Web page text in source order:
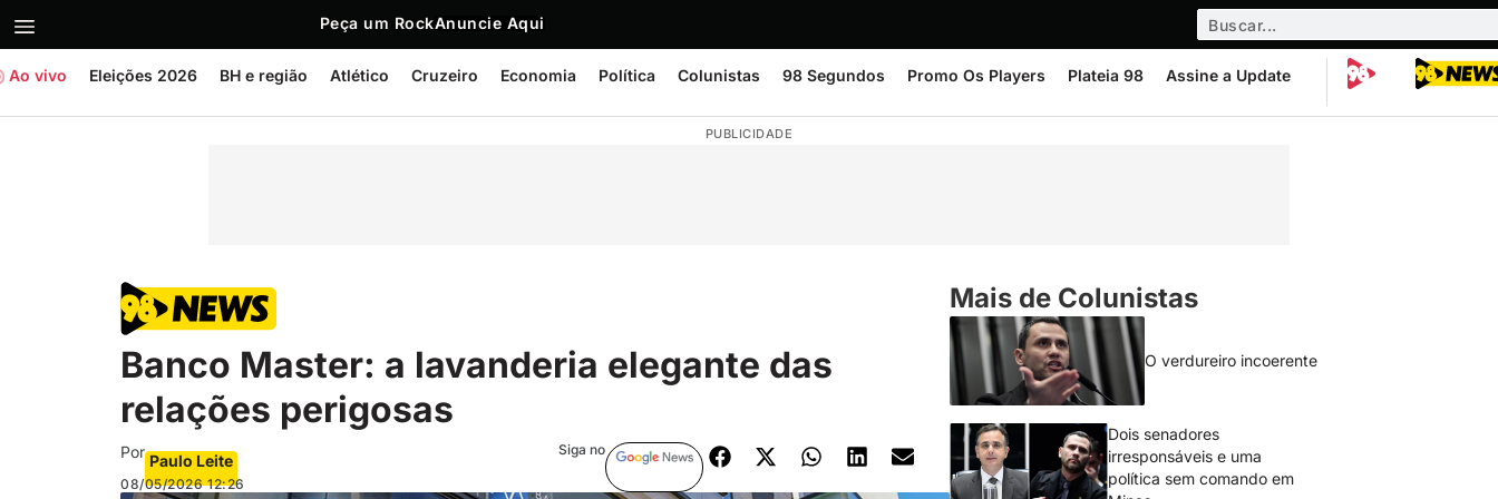
Peça um RockAnuncie Aqui
Ao vivo Eleições 2026 BH e região Atlético Cruzeiro Economia Política Colunistas 98 Segundos Promo Os Players Plateia 98 Assine a Update
PUBLICIDADE
Banco Master: a lavanderia elegante das
relações perigosas
Por Paulo Leite
08/05/2026 12:26
Siga no
Mais de Colunistas
O verdureiro incoerente
Dois senadores
irresponsáveis e uma
política sem comando em